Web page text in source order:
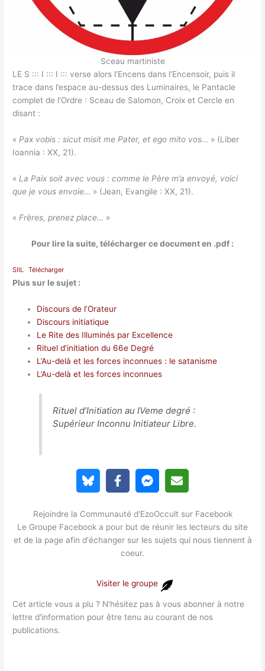
Sceau martiniste
LE S ::: I ::: I ::: verse alors l’Encens dans l’Encensoir, puis il
trace dans l’espace au-dessus des Luminaires, le Pantacle
complet de l’Ordre : Sceau de Salomon, Croix et Cercle en
disant :
«Pax vobis : sicut misit me Pater, et ego mito vos… » (Liber
Ioannia : XX, 21).
« La Paix soit avec vous : comme le Père m’a envoyé, voici
que je vous envoie… » (Jean, Evangile : XX, 21).
« Frères, prenez place… »
Pour lire la suite, télécharger ce document en .pdf :
SIIL Télécharger
Plus sur le sujet :
Discours de l’Orateur
Discours initiatique
Le Rite des Illuminés par Excellence
Rituel d’initiation du 66e Degré
L’Au-delà et les forces inconnues : le satanisme
L’Au-delà et les forces inconnues
Rituel d’Initiation au IVeme degré :
Supérieur Inconnu Initiateur Libre.
Rejoindre la Communauté d'EzoOccult sur Facebook
Le Groupe Facebook a pour but de réunir les lecteurs du site
et de la page afin d'échanger sur les sujets qui nous tiennent à
coeur.
Visiter le groupe
Cet article vous a plu ? N'hésitez pas à vous abonner à notre
lettre d'information pour être tenu au courant de nos
publications.